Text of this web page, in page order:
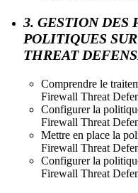
3. GESTION DES
POLITIQUES
THREAT
Comprendre le
Firewall Threat
Configurer la
Firewall Threat
Mettre en place la
Firewall Threat
Configurer la
Firewall Threat